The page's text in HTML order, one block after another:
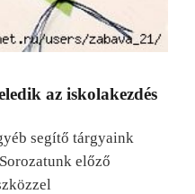
az iskolakezdés
segítő tárgyaink
előző